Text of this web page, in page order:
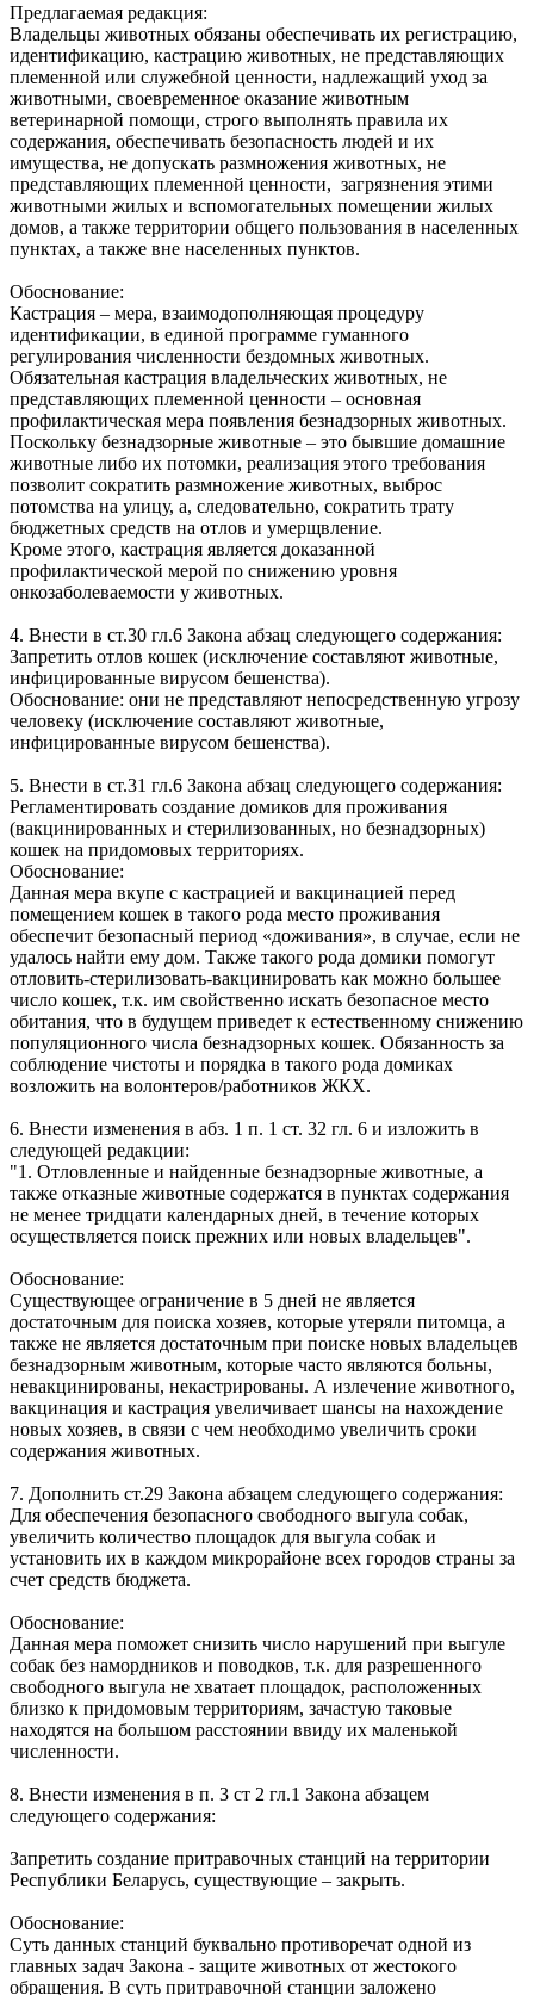
Предлагаемая редакция:
Владельцы животных обязаны обеспечивать их регистрацию,
идентификацию, кастрацию животных, не представляющих
племенной или служебной ценности, надлежащий‌ уход за
животными, своевременное оказание животным
ветеринарной‌ помощи, строго выполнять правила их
содержания, обеспечивать безопасность людей‌ и их
имущества, не допускать размножения животных, не
представляющих племенной ценности, загрязнения этими
животными жилых и вспомогательных помещении‌ жилых
домов, а также территории общего пользования в населенных
пунктах, а также вне населенных пунктов.
Обоснование:
Кастрация – мера, взаимодополняющая процедуру
идентификации, в единой программе гуманного
регулирования численности бездомных животных.
Обязательная кастрация владельческих животных, не
представляющих племенной ценности – основная
профилактическая мера появления безнадзорных животных.
Поскольку безнадзорные животные – это бывшие домашние
животные либо их потомки, реализация этого требования
позволит сократить размножение животных, выброс
потомства на улицу, а, следовательно, сократить трату
бюджетных средств на отлов и умерщвление.
Кроме этого, кастрация является доказанной
профилактической мерой по снижению уровня
онкозаболеваемости у животных.
4. Внести в ст.30 гл.6 Закона абзац следующего содержания:
Запретить отлов кошек (исключение составляют животные,
инфицированные вирусом бешенства).
Обоснование: они не представляют непосредственную угрозу
человеку (исключение составляют животные,
инфицированные вирусом бешенства).
5. Внести в ст.31 гл.6 Закона абзац следующего содержания:
Регламентировать создание домиков для проживания
(вакцинированных и стерилизованных, но безнадзорных)
кошек на придомовых территориях.
Обоснование:
Данная мера вкупе с кастрацией и вакцинацией перед
помещением кошек в такого рода место проживания
обеспечит безопасный период «доживания», в случае, если не
удалось найти ему дом. Также такого рода домики помогут
отловить-стерилизовать-вакцинировать как можно большее
число кошек, т.к. им свойственно искать безопасное место
обитания, что в будущем приведет к естественному снижению
популяционного числа безнадзорных кошек. Обязанность за
соблюдение чистоты и порядка в такого рода домиках
возложить на волонтеров/работников ЖКХ.
6. Внести изменения в абз. 1 п. 1 ст. 32 гл. 6 и изложить в
следующей редакции:
"1. Отловленные и найденные безнадзорные животные, а
также отказные животные содержатся в пунктах содержания
не менее тридцати календарных дней, в течение которых
осуществляется поиск прежних или новых владельцев".
Обоснование:
Существующее ограничение в 5 дней не является
достаточным для поиска хозяев, которые утеряли питомца, а
также не является достаточным при поиске новых владельцев
безнадзорным животным, которые часто являются больны,
невакцинированы, некастрированы. А излечение животного,
вакцинация и кастрация увеличивает шансы на нахождение
новых хозяев, в связи с чем необходимо увеличить сроки
содержания животных.
7. Дополнить ст.29 Закона абзацем следующего содержания:
Для обеспечения безопасного свободного выгула собак,
увеличить количество площадок для выгула собак и
установить их в каждом микрорайоне всех городов страны за
счет средств бюджета.
Обоснование:
Данная мера поможет снизить число нарушений при выгуле
собак без намордников и поводков, т.к. для разрешенного
свободного выгула не хватает площадок, расположенных
близко к придомовым территориям, зачастую таковые
находятся на большом расстоянии ввиду их маленькой
численности.
8. Внести изменения в п. 3 ст 2 гл.1 Закона абзацем
следующего содержания:
Запретить создание притравочных станций на территории
Республики Беларусь, существующие – закрыть.
Обоснование:
Суть данных станций буквально противоречат одной из
главных задач Закона - защите животных от жестокого
обращения. В суть притравочной станции заложено